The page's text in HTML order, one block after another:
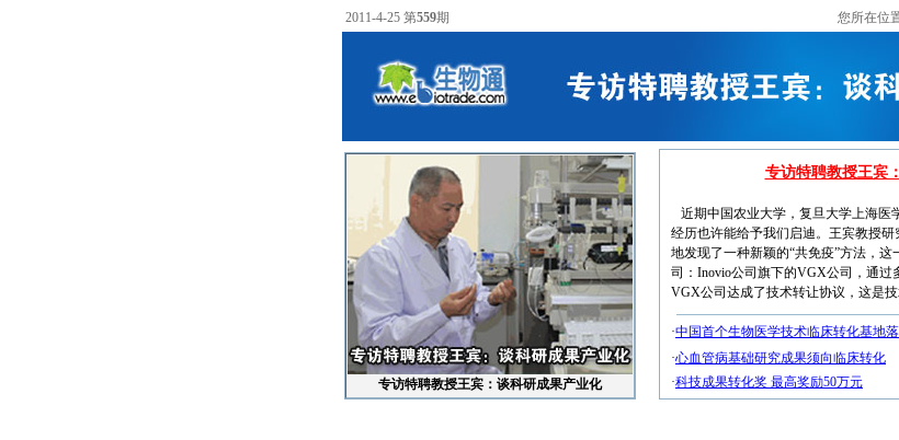
2011-4-25 第559期 您所在位
专访特聘教授王宾：谈科研成果产业化
专访特聘教授王宾
近期中国农业大学，复旦大学上海医
经历也许能给予我们启迪。王宾教授
地发现了一种新颖的“共免疫”方法，
司：Inovio公司旗下的VGX公司，通
VGX公司达成了技术转让协议，这是
·中国首个生物医学技术临床转化基地
·心血管病基础研究成果须向临床转化
·科技成果转化奖 最高奖励50万元